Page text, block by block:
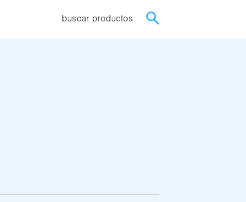
buscar productos